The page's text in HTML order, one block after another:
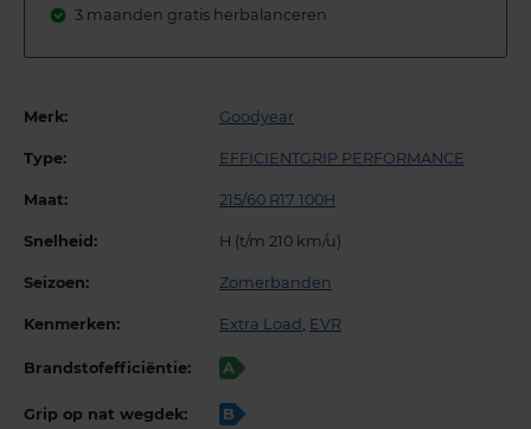
3 maanden gratis herbalanceren
Merk: Goodyear
Type: EFFICIENTGRIP PERFORMANCE
Maat: 215/60 R17 100H
Snelheid: H (t/m 210 km/u)
Seizoen: Zomerbanden
Kenmerken: Extra Load , EVR
Brandstofefficiëntie: A
Grip op nat wegdek: B